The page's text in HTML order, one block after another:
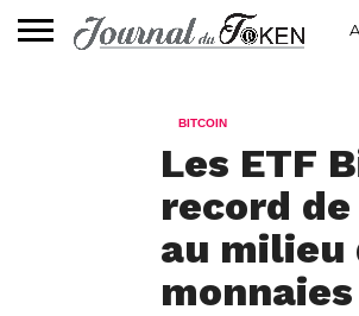
BITCOIN
Les ETF
record
au milieu
monnaies